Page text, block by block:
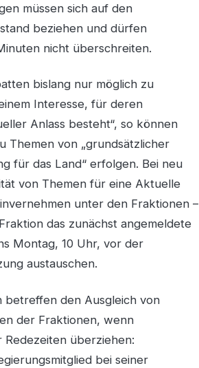
müssen sich auf den
beziehen und dürfen
nicht überschreiten.
bislang nur möglich zu
Interesse, für deren
Anlass besteht“, so können
Themen von „grundsätzlicher
für das Land“ erfolgen. Bei neu
von Themen für eine Aktuelle
unter den Fraktionen –
das zunächst angemeldete
Montag, 10 Uhr, vor der
austauschen.
betreffen den Ausgleich von
der Fraktionen, wenn
überziehen:
bei seiner